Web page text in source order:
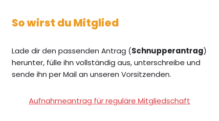
So wirst du Mitglied
Lade dir den passenden Antrag (Schnupperantrag)
herunter, fülle ihn vollständig aus, unterschreibe und
sende ihn per Mail an unseren Vorsitzenden.
Aufnahmeantrag für reguläre Mitgliedschaft